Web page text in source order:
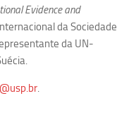
Evidence and
da Sociedade
da UN-
.